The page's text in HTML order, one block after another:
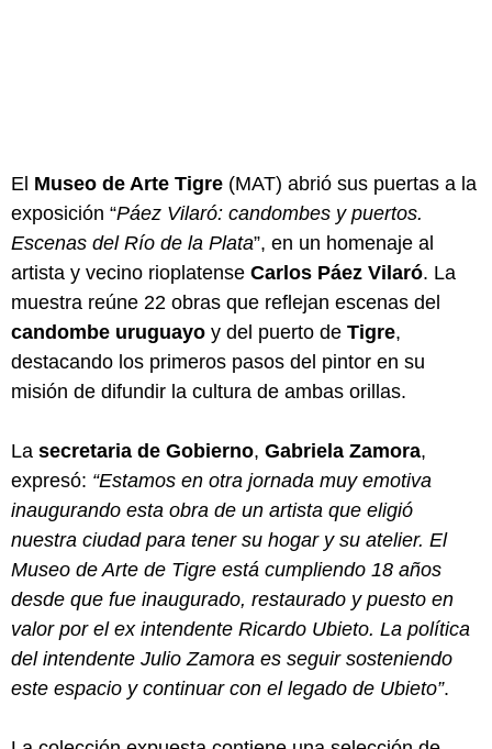
El Museo de Arte Tigre (MAT) abrió sus puertas a la
exposición “Páez Vilaró: candombes y puertos.
Escenas del Río de la Plata”, en un homenaje al
artista y vecino rioplatense Carlos Páez Vilaró. La
muestra reúne 22 obras que reflejan escenas del
candombe uruguayo y del puerto de Tigre,
destacando los primeros pasos del pintor en su
misión de difundir la cultura de ambas orillas.
La secretaria de Gobierno, Gabriela Zamora,
expresó: “Estamos en otra jornada muy emotiva
inaugurando esta obra de un artista que eligió
nuestra ciudad para tener su hogar y su atelier. El
Museo de Arte de Tigre está cumpliendo 18 años
desde que fue inaugurado, restaurado y puesto en
valor por el ex intendente Ricardo Ubieto. La política
del intendente Julio Zamora es seguir sosteniendo
este espacio y continuar con el legado de Ubieto”.